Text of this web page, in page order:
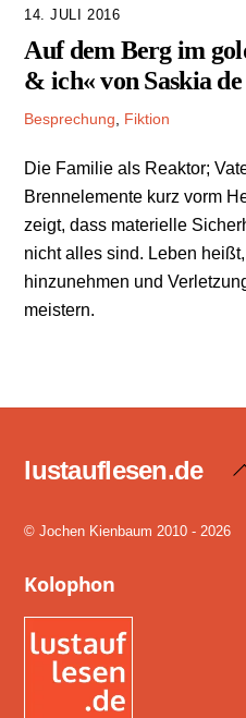
14. JULI 2016
Auf dem Berg im
& ich« von Saskia
Besprechung Fiktion
Die Familie als Reaktor;
Brennelemente kurz vorm
zeigt, dass materielle
nicht alles sind. Leben
hinzunehmen und
meistern.
lustauflesen.de
© Jochen Kienbaum 2010 - 2026
Kolophon